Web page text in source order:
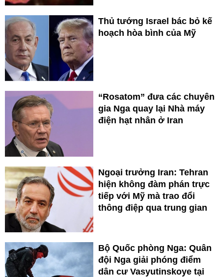
Thủ tướng Israel bác bỏ kế
hoạch hòa bình của Mỹ
“Rosatom” đưa các chuyên
gia Nga quay lại Nhà máy
điện hạt nhân ở Iran
Ngoại trưởng Iran: Tehran
hiện không đàm phán trực
tiếp với Mỹ mà trao đổi
thông điệp qua trung gian
Bộ Quốc phòng Nga: Quân
đội Nga giải phóng điểm
dân cư Vasyutinskoye tại